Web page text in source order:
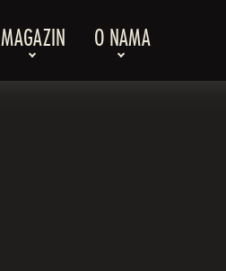
MAGAZIN O NAMA